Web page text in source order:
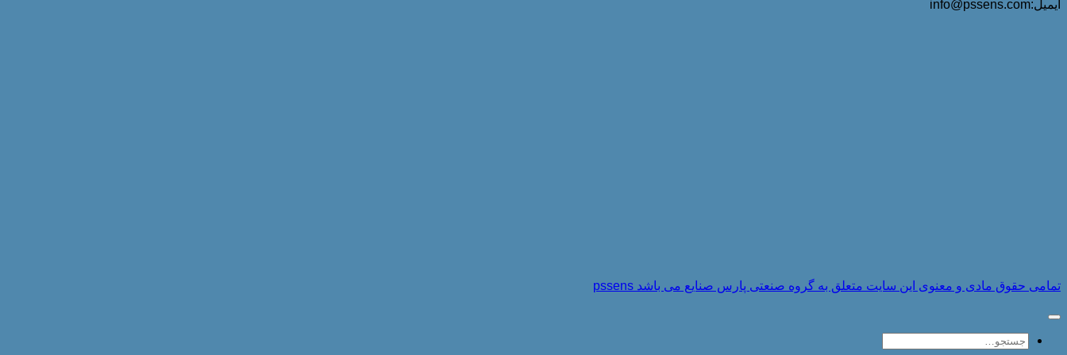
ایمیل:info@pssens.com
تمامی حقوق مادی و معنوی این سایت متعلق به گروه صنعتی پارس صنایع می باشد pssens
جستجو